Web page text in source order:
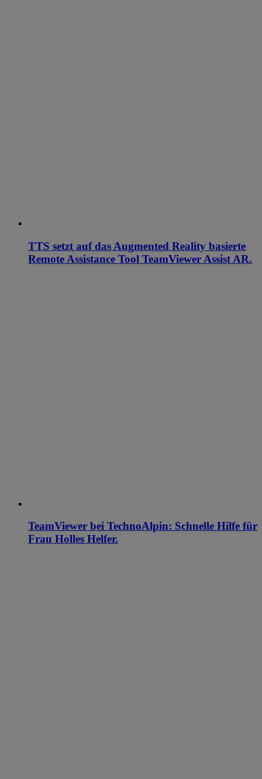
TTS setzt auf das Augmented Reality basierte
Remote Assistance Tool TeamViewer Assist AR.
TeamViewer bei TechnoAlpin: Schnelle Hilfe für
Frau Holles Helfer.